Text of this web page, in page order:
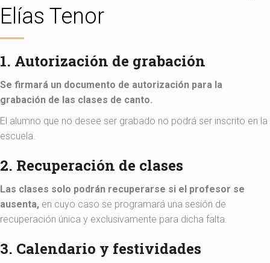
Elías Tenor
1. Autorización de grabación
Se firmará un documento de autorización para la
grabación de las clases de canto.
El alumno que no desee ser grabado no podrá ser inscrito en la
escuela.
2. Recuperación de clases
Las clases solo podrán recuperarse si el profesor se
ausenta, en cuyo caso se programará una sesión de
recuperación única y exclusivamente para dicha falta.
3. Calendario y festividades